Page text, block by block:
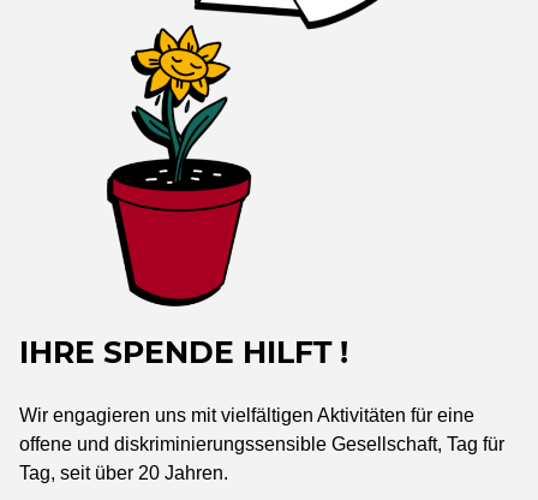
IHRE SPENDE HILFT !
Wir engagieren uns mit vielfältigen Aktivitäten für eine
offene und diskriminierungssensible Gesellschaft, Tag für
Tag, seit über 20 Jahren.